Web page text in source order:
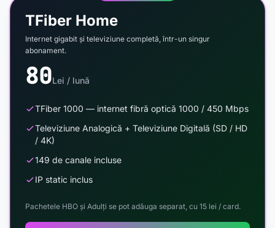
TFiber Home
Internet gigabit și televiziune completă, într-un singur
abonament.
80Lei / lună
TFiber 1000 — internet fibră optică 1000 / 450 Mbps
Televiziune Analogică + Televiziune Digitală (SD / HD
/ 4K)
149 de canale incluse
IP static inclus
Pachetele HBO și Adulți se pot adăuga separat, cu 15 lei / card.